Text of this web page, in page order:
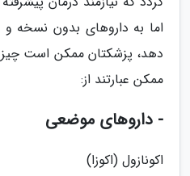
اما به داروهای بدون نسخه
دهد، پزشکتان ممکن است
ممکن عبارتند از:
- داروهای موضعی
اکونازول (اکوزا)